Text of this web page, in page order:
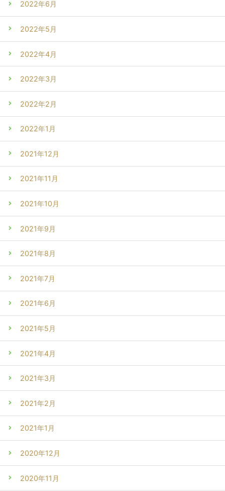
2022年6月
2022年5月
2022年4月
2022年3月
2022年2月
2022年1月
2021年12月
2021年11月
2021年10月
2021年9月
2021年8月
2021年7月
2021年6月
2021年5月
2021年4月
2021年3月
2021年2月
2021年1月
2020年12月
2020年11月